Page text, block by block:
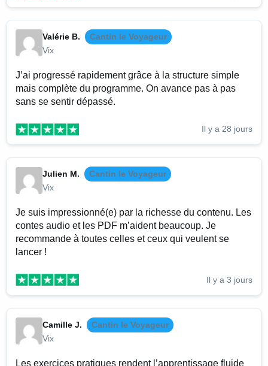
Valérie B.
Cantin le Voyageur
Vix
J’ai progressé rapidement grâce à la structure simple
mais complète du programme. On avance pas à pas
sans se sentir dépassé.
Il y a 28 jours
Julien M.
Cantin le Voyageur
Vix
Je suis impressionné(e) par la richesse du contenu. Les
contes audio et les PDF m’aident beaucoup. Je
recommande à toutes celles et ceux qui veulent se
lancer !
Il y a 3 jours
Camille J.
Cantin le Voyageur
Vix
Les exercices pratiques rendent l’apprentissage fluide